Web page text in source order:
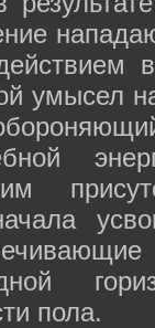
умысел
пола.